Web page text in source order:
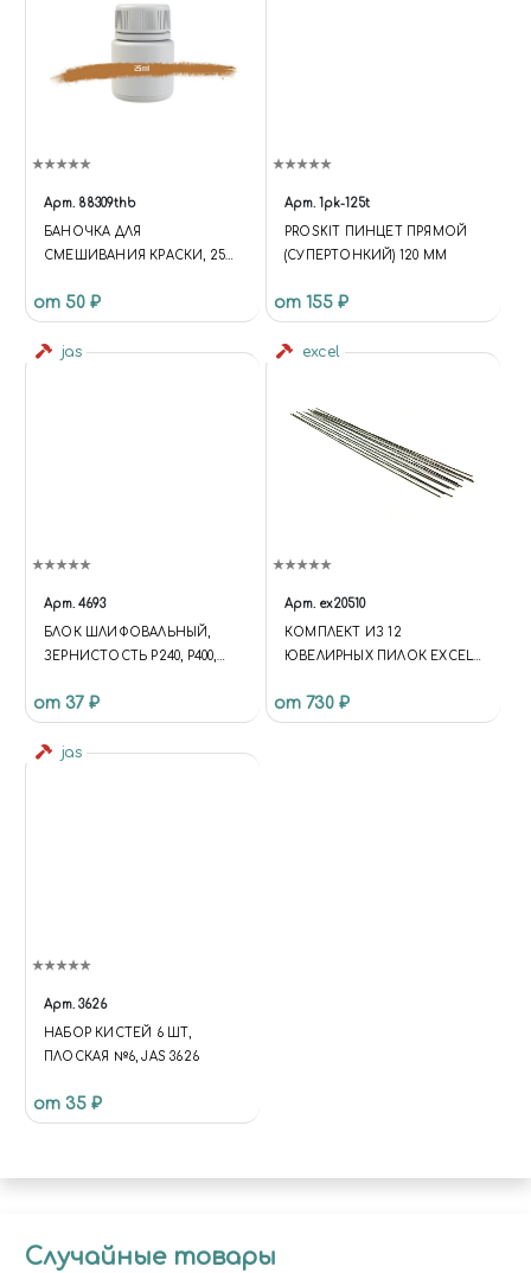
Арт. 88309thb
БАНОЧКА ДЛЯ
СМЕШИВАНИЯ КРАСКИ, 25
от 50 ₽
Арт. 1pk-125t
PROSKIT ПИНЦЕТ ПРЯМОЙ
(СУПЕРТОНКИЙ) 120 ММ
от 155 ₽
jas
Арт. 4693
БЛОК ШЛИФОВАЛЬНЫЙ,
ЗЕРНИСТОСТЬ P240, P400,
от 37 ₽
excel
Арт. ex20510
КОМПЛЕКТ ИЗ 12
ЮВЕЛИРНЫХ ПИЛОК EXCEL
от 730 ₽
jas
Арт. 3626
НАБОР КИСТЕЙ 6 ШТ,
ПЛОСКАЯ №6, JAS 3626
от 35 ₽
Случайные товары